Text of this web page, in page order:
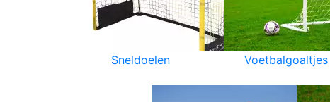
Sneldoelen Voetbalgoaltjes